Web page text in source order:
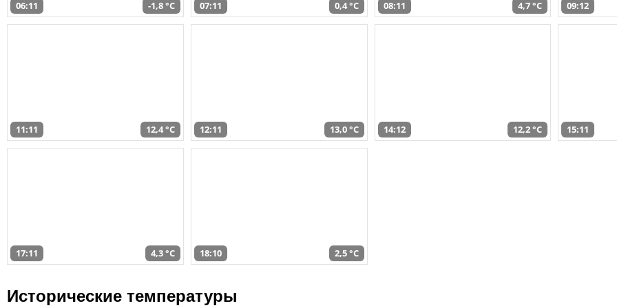
06:11 -1,8 °C 07:11 0,4 °C 08:11 4,7 °C 09:12
11:11 12,4 °C 12:11 13,0 °C 14:12 12,2 °C 15:11
17:11 4,3 °C 18:10 2,5 °C
Исторические температуры